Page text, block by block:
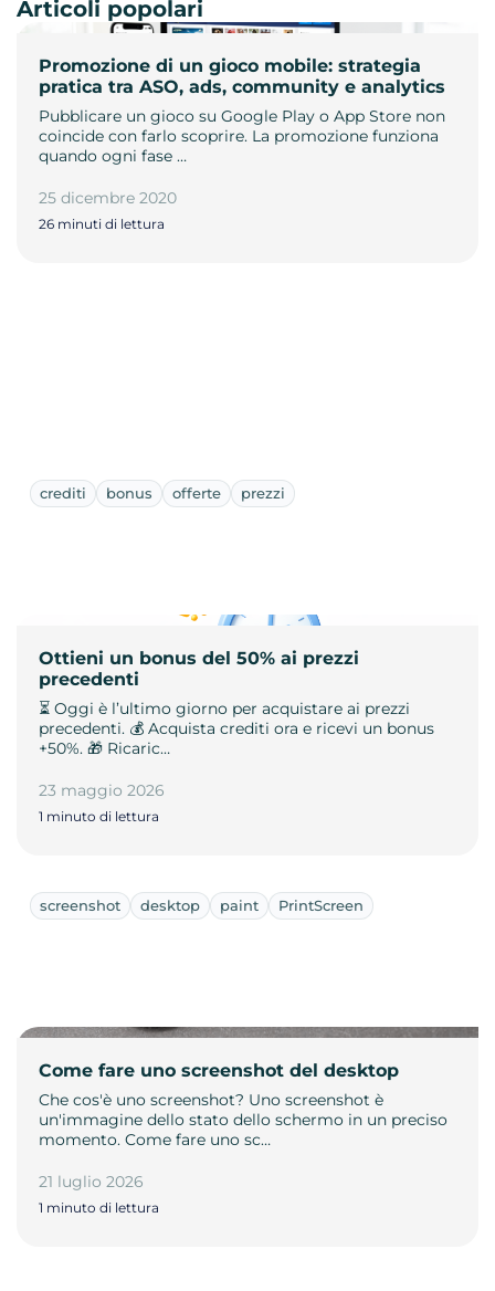
Promozione di un gioco mobile: strategia
pratica tra ASO, ads, community e analytics
Pubblicare un gioco su Google Play o App Store non
coincide con farlo scoprire. La promozione funziona
quando ogni fase …
25 dicembre 2020
26 minuti di lettura
Articoli popolari
crediti bonus offerte prezzi
Ottieni un bonus del 50% ai prezzi
precedenti
⏳ Oggi è l’ultimo giorno per acquistare ai prezzi
precedenti. 💰 Acquista crediti ora e ricevi un bonus
+50%. 🎁 Ricaric…
23 maggio 2026
1 minuto di lettura
screenshot desktop paint PrintScreen
Come fare uno screenshot del desktop
Che cos'è uno screenshot? Uno screenshot è
un'immagine dello stato dello schermo in un preciso
momento. Come fare uno sc…
21 luglio 2026
1 minuto di lettura